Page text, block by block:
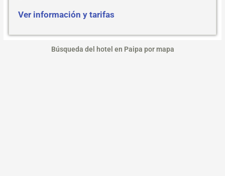
Ver información y tarifas
Búsqueda del hotel en Paipa por mapa